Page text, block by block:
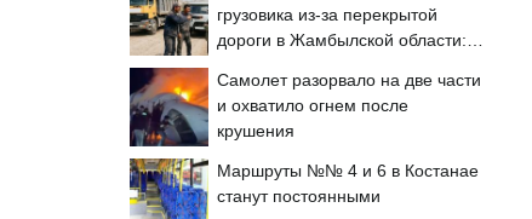
грузовика из-за перекрытой
дороги в Жамбылской области:
Самолет разорвало на две части
и охватило огнем после
крушения
Маршруты №№ 4 и 6 в Костанае
станут постоянными